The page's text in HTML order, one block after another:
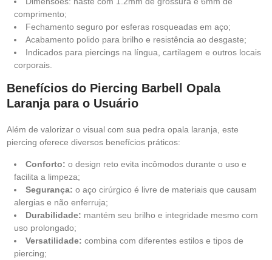
comprimento;
Fechamento seguro por esferas rosqueadas em aço;
Acabamento polido para brilho e resistência ao desgaste;
Indicados para piercings na língua, cartilagem e outros locais
corporais.
Benefícios do Piercing Barbell Opala
Laranja para o Usuário
Além de valorizar o visual com sua pedra opala laranja, este
piercing oferece diversos benefícios práticos:
Conforto: o design reto evita incômodos durante o uso e
facilita a limpeza;
Segurança: o aço cirúrgico é livre de materiais que causam
alergias e não enferruja;
Durabilidade: mantém seu brilho e integridade mesmo com
uso prolongado;
Versatilidade: combina com diferentes estilos e tipos de
piercing;